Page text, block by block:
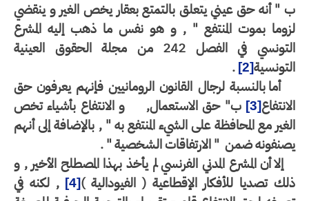
" أنه حق عيني يتعلق بالتمتع بعقار يخص الغير و ينقضي
بموت المنتفع " , و هو نفس ما ذهب إليه المشرع
التونسي في الفصل 242 من مجلة الحقوق العينية
[2]
.
أما بالنسبة لرجال القانون الرومانيين فإنهم يعرفون حق
[3]ب" حق الاستعمال,
و الانتفاع بأشياء تخص
مع المحافظة على الشيء المنتفع به " , بالإضافة إلى أنهم
ضمن " الارتفاقات الشخصية " .
إلا أن المشرع المدني الفرنسي لم يأخذ بهذا المصطلح الأخير , و
تصديا للأفكار الإقطاعية ( الفيودالية )[4], لكنه في